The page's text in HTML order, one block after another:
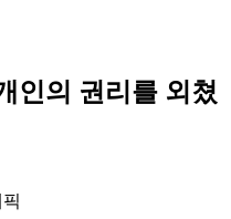
인의 권리를 외쳤